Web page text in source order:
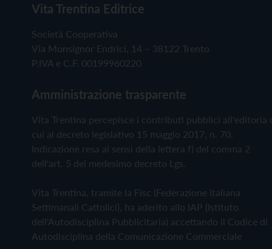
Vita Trentina Editrice
Società Cooperativa
Via Monsignor Endrici, 14 – 38122 Trento
P.IVA e C.F. 00199960220
Amministrazione trasparente
Vita Trentina percepisce i contributi pubblici all'editoria
cui al decreto legislativo 15 maggio 2017, n. 70.
Indicazione resa ai sensi della lettera f) del comma 2
dell'art. 5 del medesimo decreto Lgs.
Vita Trentina, tramite la Fisc (Federazione Italiana
Settimanali Cattolici), ha aderito allo IAP (Istituto
dell'Autodisciplina Pubblicitaria) accettando il Codice di
Autodisciplina della Comunicazione Commerciale